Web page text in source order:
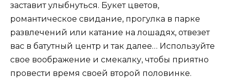
заставит улыбнуться. Букет цветов,
романтическое свидание, прогулка в парке
развлечений или катание на лошадях, отвезет
вас в батутный центр и так далее… Используйте
свое воображение и смекалку, чтобы приятно
провести время своей второй половинке.